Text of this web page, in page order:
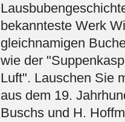
bekannteste Werk
gleichnamigen
wie der
Luft". Lauschen Sie
aus dem 19.
Buschs und H.